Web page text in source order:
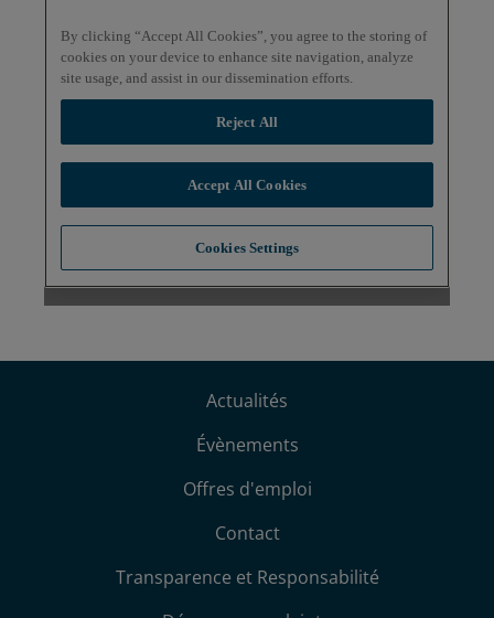
Actualités
Évènements
Offres d'emploi
Contact
Transparence et Responsabilité